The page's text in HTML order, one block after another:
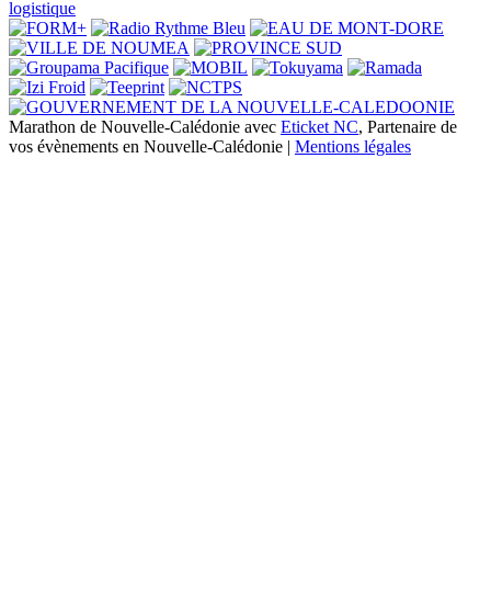
Marathon de Nouvelle-Calédonie avec Eticket NC, Partenaire de
vos évènements en Nouvelle-Calédonie | Mentions légales